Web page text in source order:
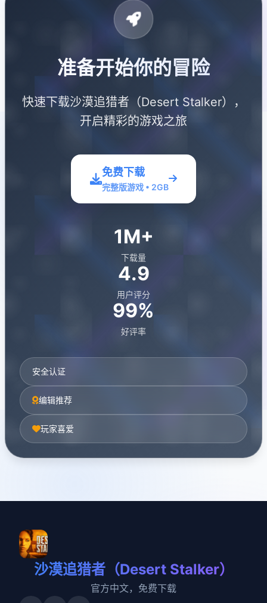
准备开始你的冒险
快速下载沙漠追猎者（Desert Stalker），
开启精彩的游戏之旅
免费下载
完整版游戏 • 2GB
1M+
下载量
4.9
用户评分
99%
好评率
安全认证
编辑推荐
玩家喜爱
沙漠追猎者（Desert Stalker）
官方中文，免费下载